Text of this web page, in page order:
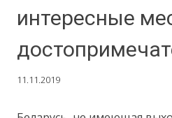
интересные
11.11.2019